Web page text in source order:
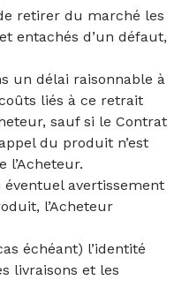
retirer du marché les
entachés d’un défaut,
un délai raisonnable à
liés à ce retrait
sauf si le Contrat
du produit n’est
l’Acheteur.
éventuel avertissement
l’Acheteur
échéant) l’identité
livraisons et les